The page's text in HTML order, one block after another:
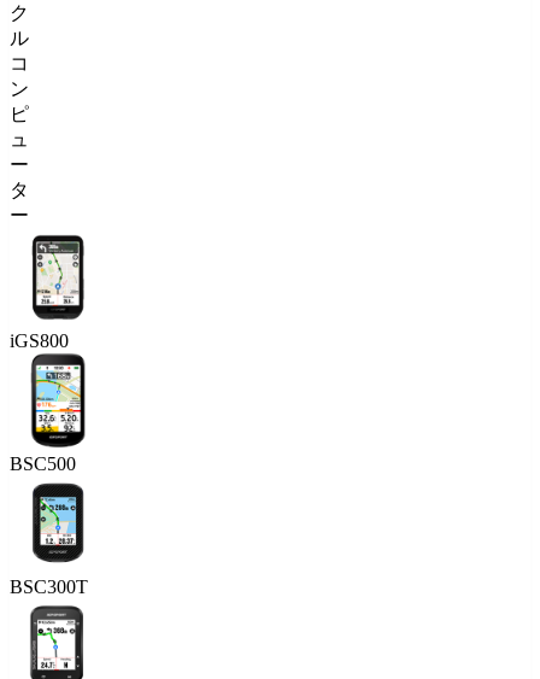
ク
ル
コ
ン
ピ
ュ
ー
タ
ー
iGS800
BSC500
BSC300T